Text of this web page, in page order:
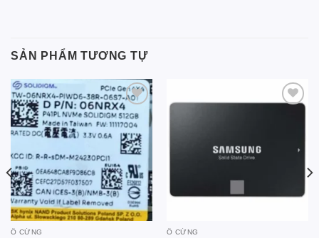
SẢN PHẨM TƯƠNG TỰ
Add to
wishlist
Ổ CỨNG Ổ CỨNG